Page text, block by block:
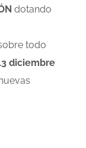
dotando
todo
diciembre